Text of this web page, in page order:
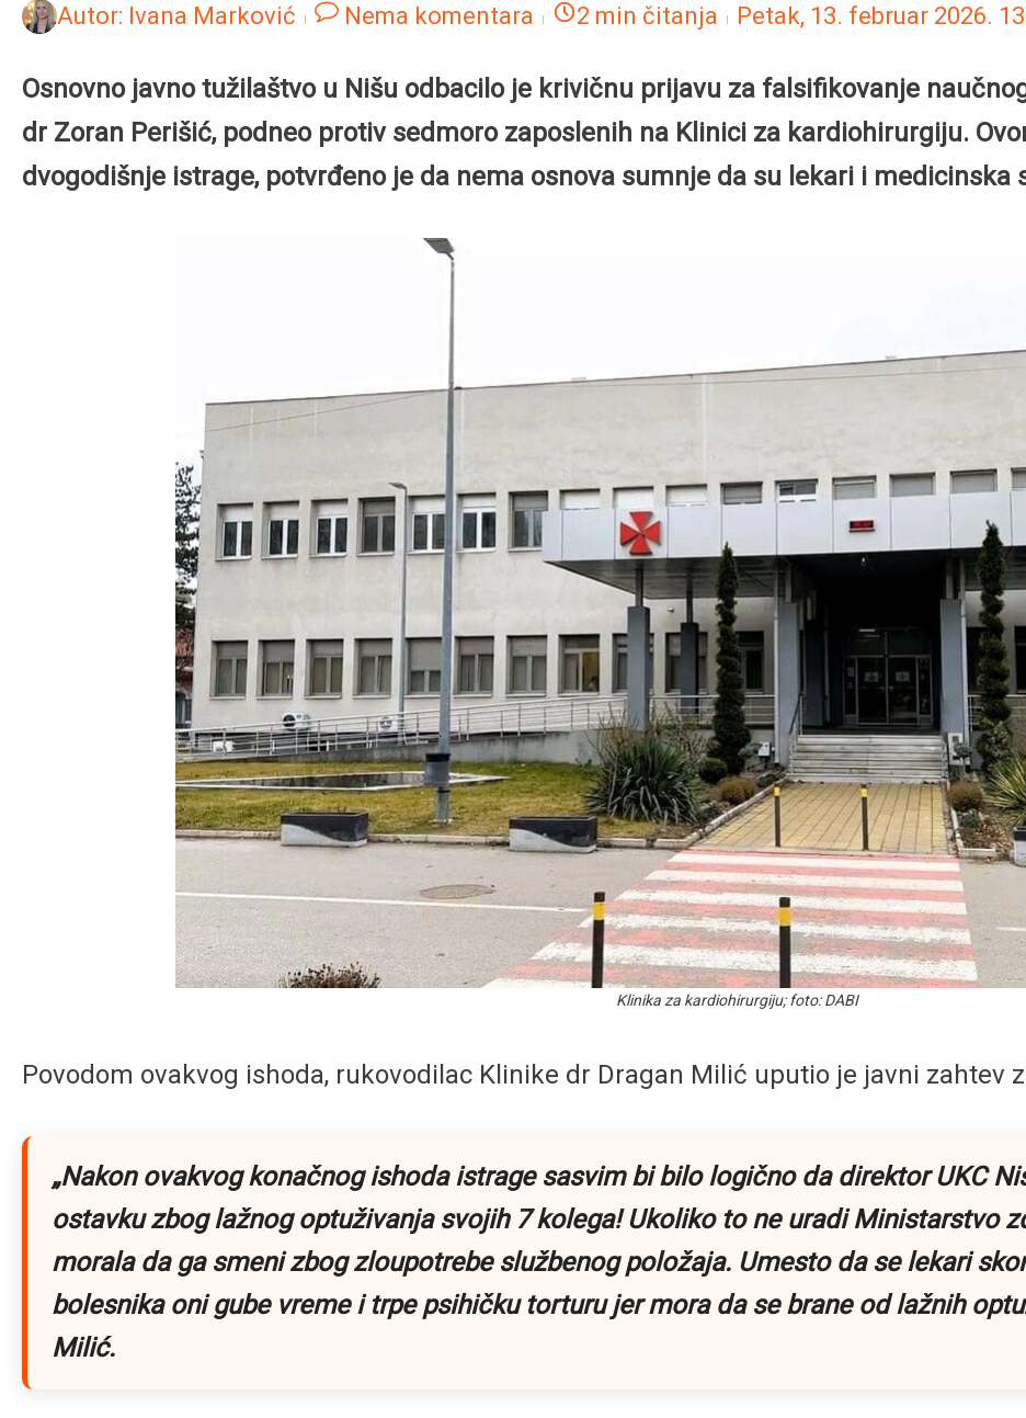
Autor: Ivana Marković Nema komentara 2 min čitanja Petak, 13. februar 2026.
Osnovno javno tužilaštvo u Nišu odbacilo je krivičnu prijavu za falsifikovanje
dr Zoran Perišić, podneo protiv sedmoro zaposlenih na Klinici za kardiohirurgiju.
dvogodišnje istrage, potvrđeno je da nema osnova sumnje da su lekari i medicinska
Klinika za kardiohirurgiju; foto: DABI
Povodom ovakvog ishoda, rukovodilac Klinike dr Dragan Milić uputio je javni zahtev
„Nakon ovakvog konačnog ishoda istrage sasvim bi bilo logično da direktor UKC
ostavku zbog lažnog optuživanja svojih 7 kolega! Ukoliko to ne uradi Ministarstvo
morala da ga smeni zbog zloupotrebe službenog položaja. Umesto da se lekari
bolesnika oni gube vreme i trpe psihičku torturu jer mora da se brane od lažnih
Milić.